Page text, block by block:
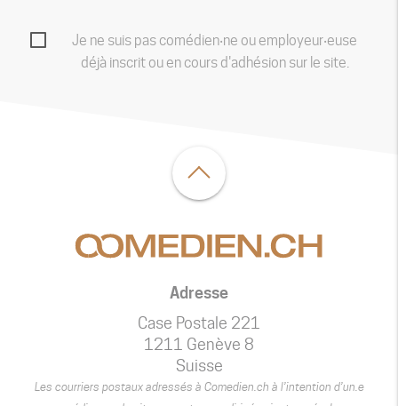
Je ne suis pas comédien‧ne ou employeur‧euse
déjà inscrit ou en cours d'adhésion sur le site.
Adresse
Case Postale 221
1211 Genève 8
Suisse
Les courriers postaux adressés à Comedien.ch à l’intention d’un.e